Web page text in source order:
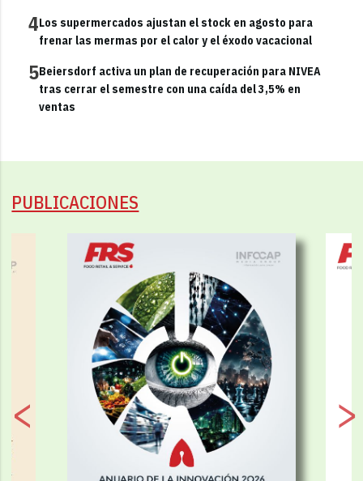
4Los supermercados ajustan el stock en agosto para
frenar las mermas por el calor y el éxodo vacacional
5Beiersdorf activa un plan de recuperación para NIVEA
tras cerrar el semestre con una caída del 3,5% en
ventas
PUBLICACIONES